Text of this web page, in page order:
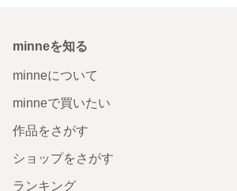
minneを知る
minneについて
minneで買いたい
作品をさがす
ショップをさがす
ランキング